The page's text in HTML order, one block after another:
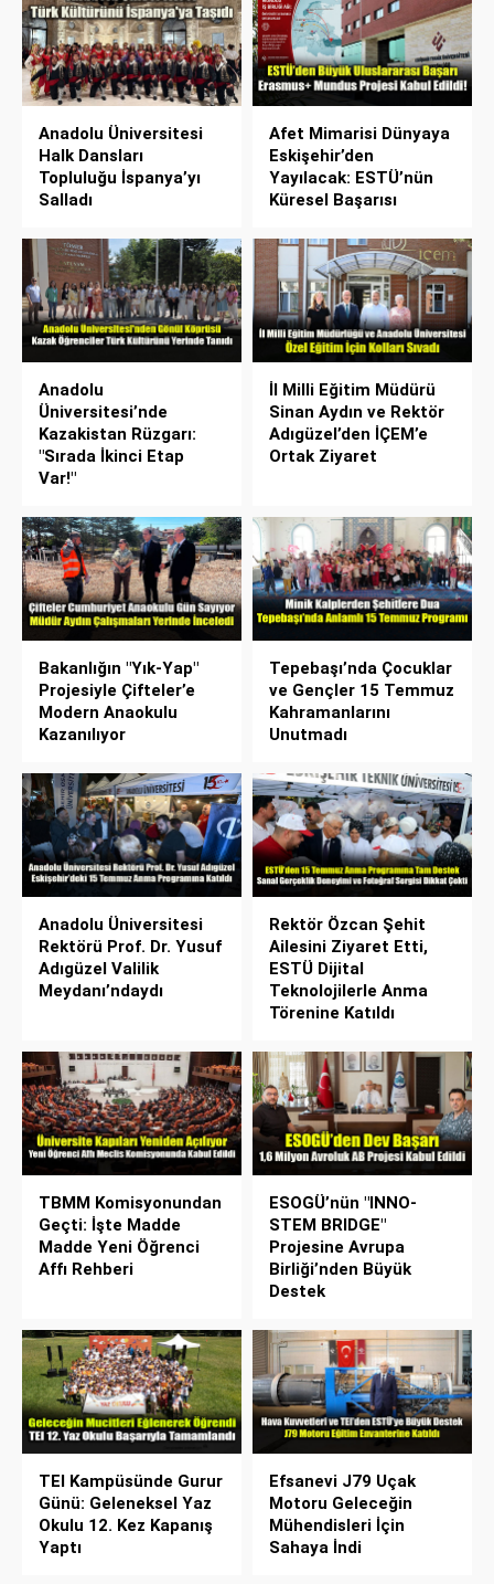
Anadolu Üniversitesi
Halk Dansları
Topluluğu İspanya’yı
Salladı
Afet Mimarisi Dünyaya
Eskişehir’den
Yayılacak: ESTÜ’nün
Küresel Başarısı
Anadolu
Üniversitesi’nde
Kazakistan Rüzgarı:
"Sırada İkinci Etap
Var!"
İl Milli Eğitim Müdürü
Sinan Aydın ve Rektör
Adıgüzel’den İÇEM’e
Ortak Ziyaret
Bakanlığın "Yık-Yap"
Projesiyle Çifteler’e
Modern Anaokulu
Kazanılıyor
Tepebaşı’nda Çocuklar
ve Gençler 15 Temmuz
Kahramanlarını
Unutmadı
Anadolu Üniversitesi
Rektörü Prof. Dr. Yusuf
Adıgüzel Valilik
Meydanı’ndaydı
Rektör Özcan Şehit
Ailesini Ziyaret Etti,
ESTÜ Dijital
Teknolojilerle Anma
Törenine Katıldı
TBMM Komisyonundan
Geçti: İşte Madde
Madde Yeni Öğrenci
Affı Rehberi
ESOGÜ’nün "INNO-
STEM BRIDGE"
Projesine Avrupa
Birliği’nden Büyük
Destek
TEI Kampüsünde Gurur
Günü: Geleneksel Yaz
Okulu 12. Kez Kapanış
Yaptı
Efsanevi J79 Uçak
Motoru Geleceğin
Mühendisleri İçin
Sahaya İndi